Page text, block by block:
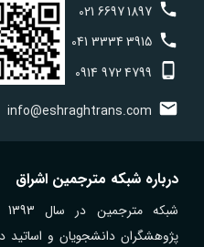
021 66971897
041 33343915
0914 9724799
info@eshraghtrans.com
درباره شبکه مترجمین اشراق
پژوهشگران دانشجویان و اساتید